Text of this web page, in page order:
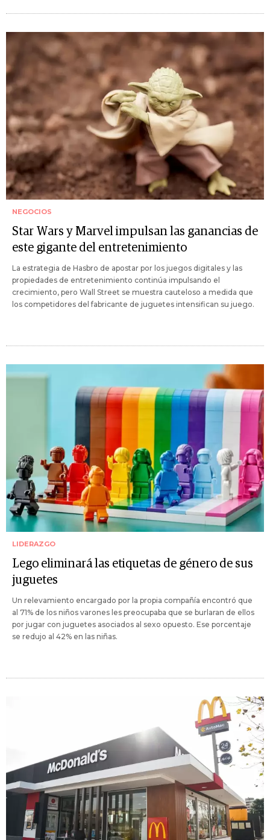
NEGOCIOS
Star Wars y Marvel impulsan las ganancias de
este gigante del entretenimiento
La estrategia de Hasbro de apostar por los juegos digitales y las
propiedades de entretenimiento continúa impulsando el
crecimiento, pero Wall Street se muestra cauteloso a medida que
los competidores del fabricante de juguetes intensifican su juego.
LIDERAZGO
Lego eliminará las etiquetas de género de sus
juguetes
Un relevamiento encargado por la propia compañía encontró que
al 71% de los niños varones les preocupaba que se burlaran de ellos
por jugar con juguetes asociados al sexo opuesto. Ese porcentaje
se redujo al 42% en las niñas.